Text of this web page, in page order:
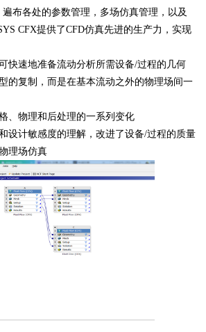
布各处的参数管理，多场仿真管理，以及
CFX提供了CFD仿真先进的生产力，实现
快速地准备流动分析所需设备/过程的几何
的复制，而是在基本流动之外的物理场间一
、物理和后处理的一系列变化
设计敏感度的理解，改进了设备/过程的质量
理场仿真